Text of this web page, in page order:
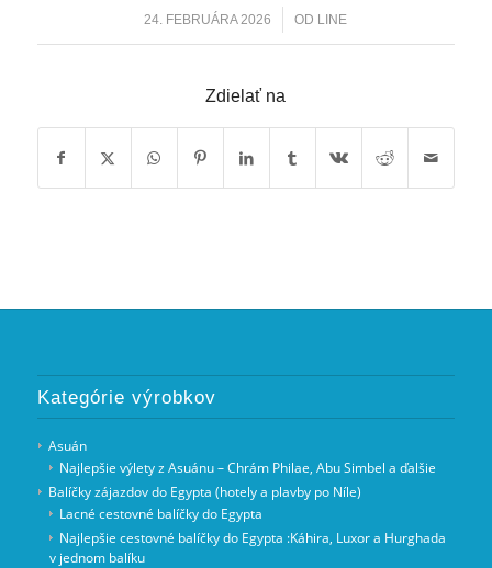
24. FEBRUÁRA 2026
/ OD LINE
Zdielať na
Kategórie výrobkov
Asuán
Najlepšie výlety z Asuánu – Chrám Philae, Abu Simbel a ďalšie
Balíčky zájazdov do Egypta (hotely a plavby po Níle)
Lacné cestovné balíčky do Egypta
Najlepšie cestovné balíčky do Egypta :Káhira, Luxor a Hurghada
v jednom balíku